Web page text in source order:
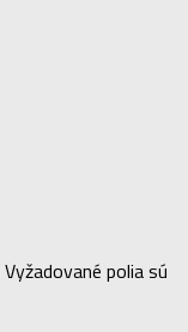
Vyžadované polia sú